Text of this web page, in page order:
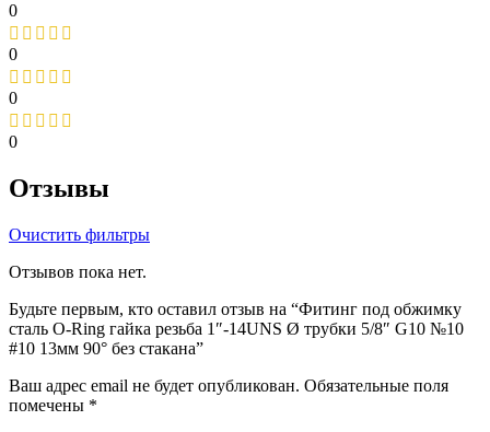
0
0
0
0
Отзывы
Очистить фильтры
Отзывов пока нет.
Будьте первым, кто оставил отзыв на “Фитинг под обжимку
сталь O-Ring гайка резьба 1″-14UNS Ø трубки 5/8″ G10 №10
#10 13мм 90° без стакана”
Ваш адрес email не будет опубликован. Обязательные поля
помечены *